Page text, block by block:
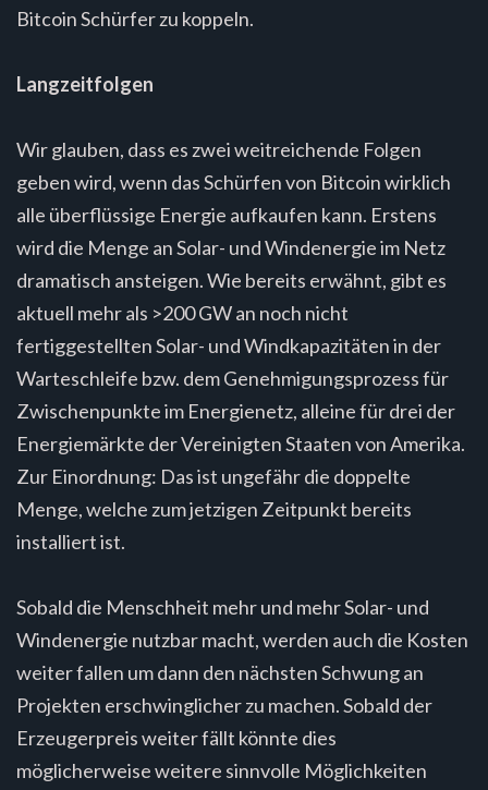
Bitcoin Schürfer zu koppeln.
Langzeitfolgen
Wir glauben, dass es zwei weitreichende Folgen
geben wird, wenn das Schürfen von Bitcoin wirklich
alle überflüssige Energie aufkaufen kann. Erstens
wird die Menge an Solar- und Windenergie im Netz
dramatisch ansteigen. Wie bereits erwähnt, gibt es
aktuell mehr als >200 GW an noch nicht
fertiggestellten Solar- und Windkapazitäten in der
Warteschleife bzw. dem Genehmigungsprozess für
Zwischenpunkte im Energienetz, alleine für drei der
Energiemärkte der Vereinigten Staaten von Amerika.
Zur Einordnung: Das ist ungefähr die doppelte
Menge, welche zum jetzigen Zeitpunkt bereits
installiert ist.
Sobald die Menschheit mehr und mehr Solar- und
Windenergie nutzbar macht, werden auch die Kosten
weiter fallen um dann den nächsten Schwung an
Projekten erschwinglicher zu machen. Sobald der
Erzeugerpreis weiter fällt könnte dies
möglicherweise weitere sinnvolle Möglichkeiten